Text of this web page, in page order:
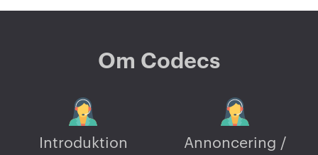
Om Codecs
Introduktion
Annoncering /